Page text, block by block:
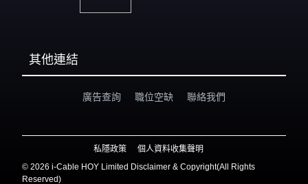
其他連結
廣告查詢 職位空缺 聯絡我們
私隱政策
個人資料收集聲明
© 2026 i-Cable HOY Limited Disclaimer & Copyright(All Rights
Reserved)